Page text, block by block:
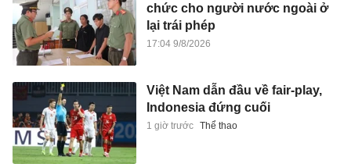
chức cho người nước ngoài ở
lại trái phép
17:04 9/8/2026
Việt Nam dẫn đầu về fair-play,
Indonesia đứng cuối
1 giờ trước Thể thao